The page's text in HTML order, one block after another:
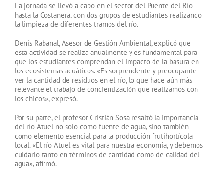
La jornada se llevó a cabo en el sector del Puente del Río
hasta la Costanera, con dos grupos de estudiantes realizando
la limpieza de diferentes tramos del río.
Denis Rabanal, Asesor de Gestión Ambiental, explicó que
esta actividad se realiza anualmente y es fundamental para
que los estudiantes comprendan el impacto de la basura en
los ecosistemas acuáticos. «Es sorprendente y preocupante
ver la cantidad de residuos en el río, lo que hace aún más
relevante el trabajo de concientización que realizamos con
los chicos», expresó.
Por su parte, el profesor Cristián Sosa resaltó la importancia
del río Atuel no solo como fuente de agua, sino también
como elemento esencial para la producción frutihortícola
local. «El río Atuel es vital para nuestra economía, y debemos
cuidarlo tanto en términos de cantidad como de calidad del
agua», afirmó.